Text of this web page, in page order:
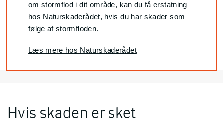
om stormflod i dit område, kan du få erstatning
hos Naturskaderådet, hvis du har skader som
følge af stormfloden.
Læs mere hos Naturskaderådet
Hvis skaden er sket